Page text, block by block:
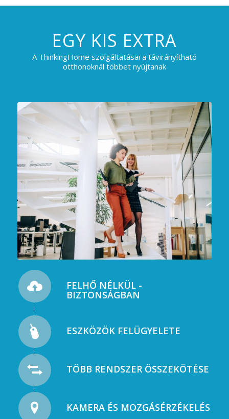
EGY KIS EXTRA
A ThinkingHome szolgáltatásai a távirányítható
otthonoknál többet nyújtanak
FELHŐ NÉLKÜL -
BIZTONSÁGBAN
ESZKÖZÖK FELÜGYELETE
TÖBB RENDSZER ÖSSZEKÖTÉSE
KAMERA ÉS MOZGÁSÉRZÉKELÉS